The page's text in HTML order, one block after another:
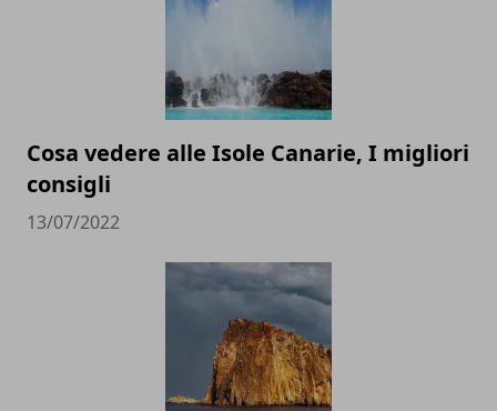
Cosa vedere alle Isole Canarie, I migliori
consigli
13/07/2022